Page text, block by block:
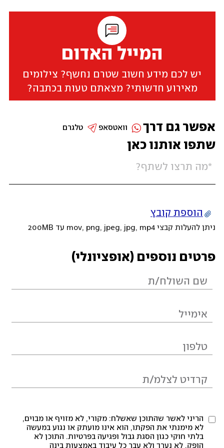
המייל האדום
יש לכם מידע חשוב שטרם נחשף? צילומים
מאירוע חדשותי? מצאתם טעות בכתבה?
שתפו אותנו כאן
הוספת קובץ
ניתן להעלות קבצי mov, png, jpeg, jpg, mp4 עד 200MB
פרטים נוספים (אופציונלי)
הריני לאשר שהתוכן שאשלח: מקורי, לא מזויף או מבוים,
לא מימנתי את הפקתו, הוא אינו מועתק או נגוע במעשה
בלתי חוקי כגון הסגת גבול ופגיעה בפרטיות. התוכן לא
הופק, לא נערך ולא עבר כל עיבוד באמצעות בינה
אפשר גם דרך טלגרם וואטסאפ